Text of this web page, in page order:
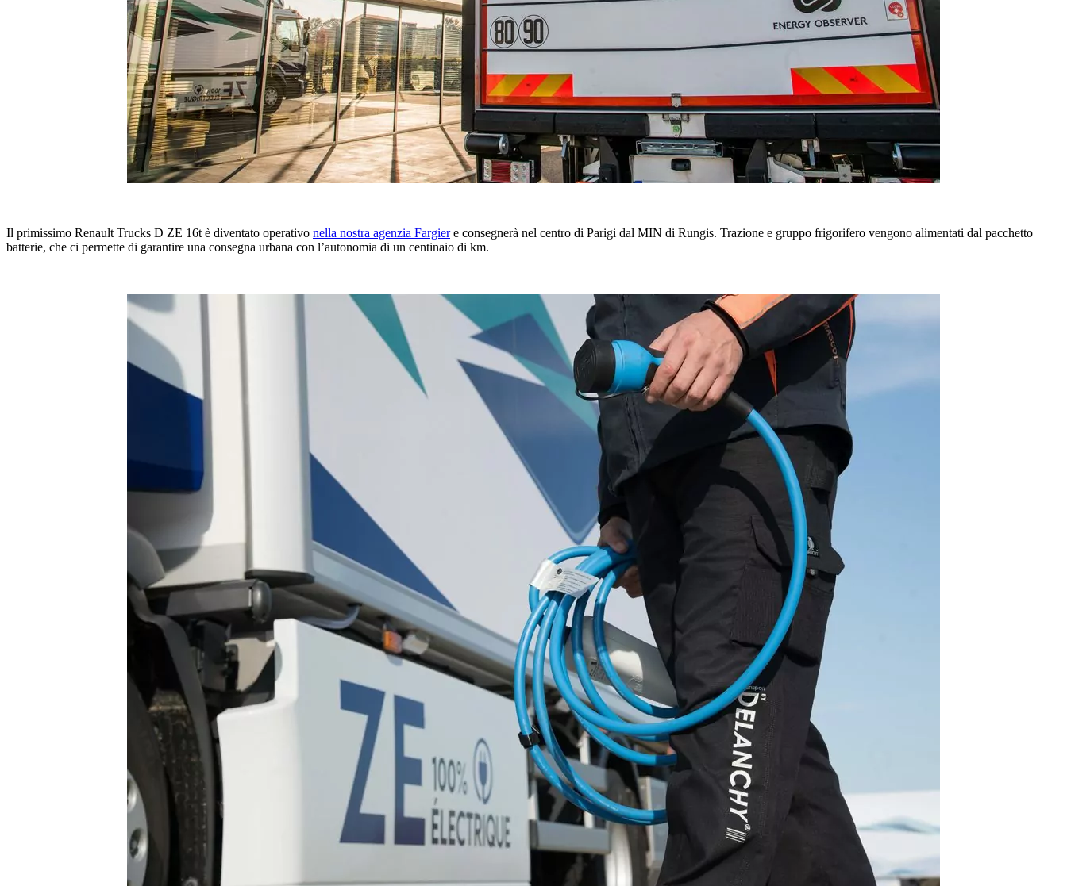
Il primissimo Renault Trucks D ZE 16t è diventato operativo nella nostra agenzia Fargiere consegnerà nel centro di Parigi dal MIN di Rungis. Trazione e gruppo frigorifero vengono alimentati dal pacchetto
batterie, che ci permette di garantire una consegna urbana con l’autonomia di un centinaio di km.